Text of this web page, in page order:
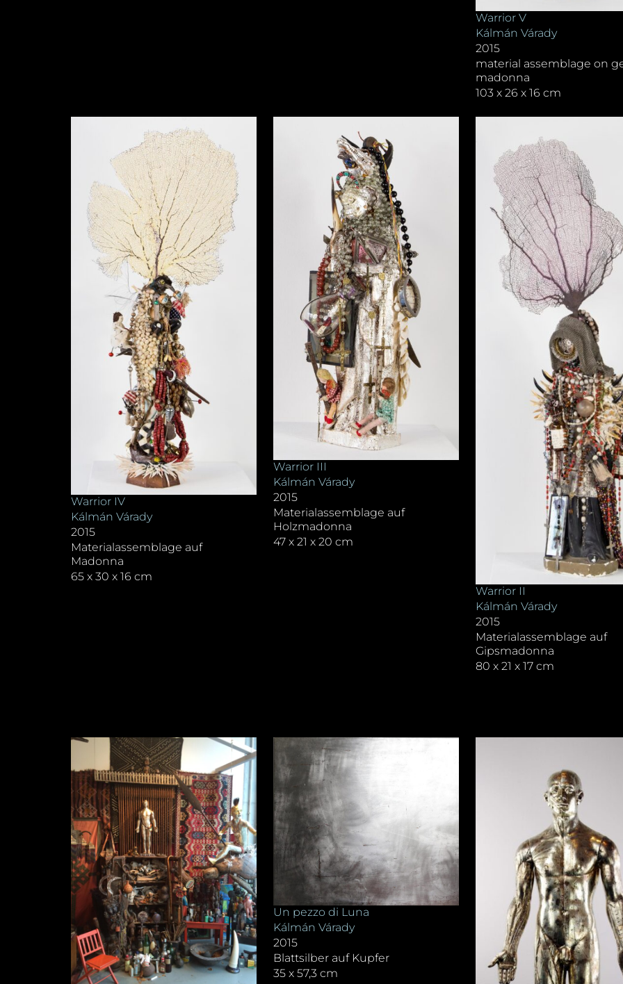
Warrior V
Kálmán Várady
2015
material assemblage on
madonna
103 x 26 x 16 cm
Warrior IV
Kálmán Várady
2015
Materialassemblage auf
Madonna
65 x 30 x 16 cm
Warrior III
Kálmán Várady
2015
Materialassemblage auf
Holzmadonna
47 x 21 x 20 cm
Warrior II
Kálmán Várady
2015
Materialassemblage auf
Gipsmadonna
80 x 21 x 17 cm
Un pezzo di Luna
Kálmán Várady
2015
Blattsilber auf Kupfer
35 x 57,3 cm